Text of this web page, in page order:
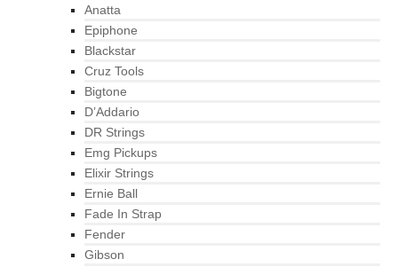
Anatta
Epiphone
Blackstar
Cruz Tools
Bigtone
D’Addario
DR Strings
Emg Pickups
Elixir Strings
Ernie Ball
Fade In Strap
Fender
Gibson